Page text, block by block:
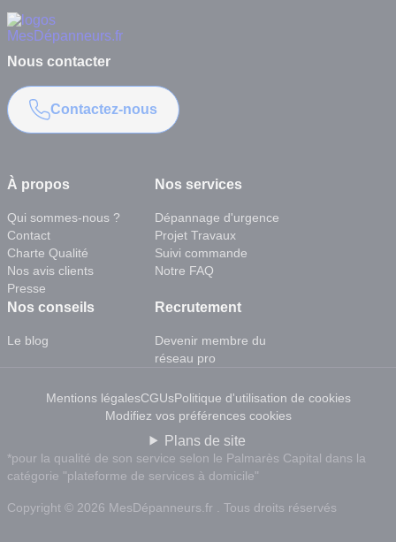
À propos
Qui sommes-nous ?
Contact
Charte Qualité
Nos avis clients
Presse
Nos services
Dépannage d'urgence
Projet Travaux
Suivi commande
Notre FAQ
Nos conseils
Le blog
Recrutement
Devenir membre du
réseau pro
Nous contacter
Contactez-nous
*pour la qualité de son service selon le Palmarès Capital dans la
catégorie "plateforme de services à domicile"
Copyright © 2026 MesDépanneurs.fr . Tous droits réservés
Mentions légalesCGUsPolitique d'utilisation de cookies
Modifiez vos préférences cookies
Plans de site